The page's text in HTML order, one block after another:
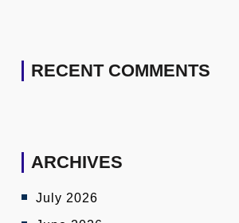
RECENT COMMENTS
ARCHIVES
July 2026